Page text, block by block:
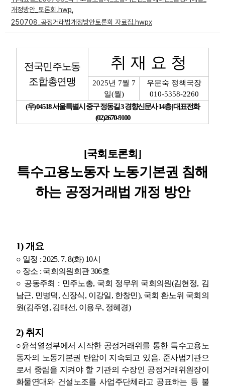
개정방안_토론회.hwp
250708_공정거래법개정방안토론회 자료집.hwpx
전국민주노동
조합총연맹
취 재 요 청
2025년 7월 7
일(월)
우문숙 정책국장
010-5358-2260
(우) 04518서울특별시 중구 정동길3경향신문사14층|대표전화
(02)2670-9100
[국회토론회 ]
특수고용노동자 노동기본권 침해
하는 공정거래법 개정 방안
1)개요
○ 일정 : 2025. 7. 8(화) 10시
○ 장소 : 국회의원회관306호
○ 공동주최 : 민주노총, 국회 정무위 국회의원(김현정, 김
남근, 민병덕, 신장식, 이강일, 한창민), 국회 환노위 국회의
원(김주영, 김태선, 이용우, 정혜경)
2) 취지
○윤석열정부에서 시작한 공정거래위를 통한 특수고용노
동자의 노동기본권 탄압이 지속되고 있음. 준사법기관으
로서 중립을 지켜야 할 기관의 수장인 공정거래위원장이
화물연대와 건설노조를 사업주단체라고 공표하는 등 불
자료